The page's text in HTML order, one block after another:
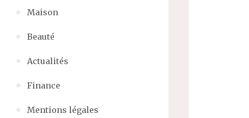
Maison
Beauté
Actualités
Finance
Mentions légales